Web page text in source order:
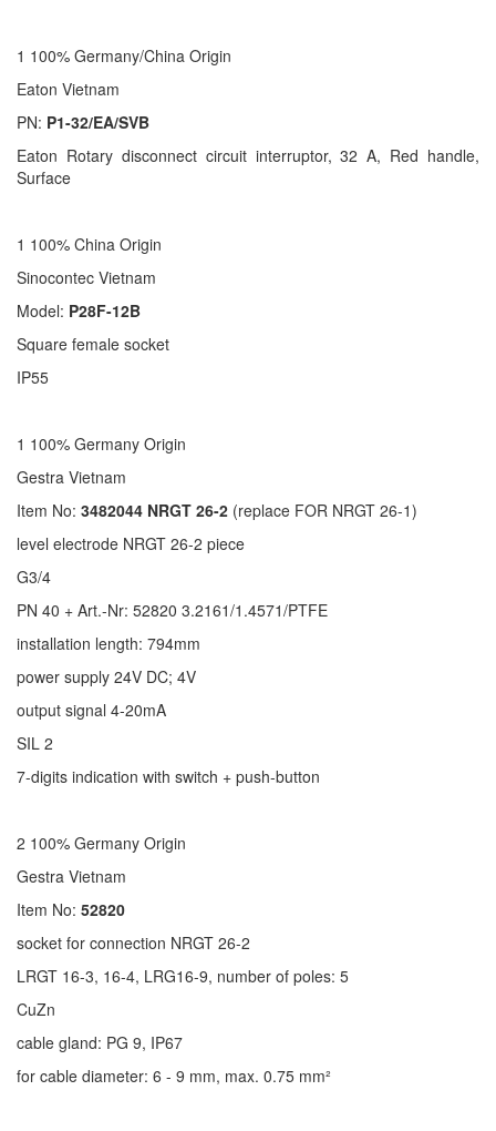
1 100% Germany/China Origin
Eaton Vietnam
PN: P1-32/EA/SVB
Eaton Rotary disconnect circuit interruptor, 32 A, Red handle,
Surface
1 100% China Origin
Sinocontec Vietnam
Model: P28F-12B
Square female socket
IP55
1 100% Germany Origin
Gestra Vietnam
Item No: 3482044 NRGT 26-2 (replace FOR NRGT 26-1)
level electrode NRGT 26-2 piece
G3/4
PN 40 + Art.-Nr: 52820 3.2161/1.4571/PTFE
installation length: 794mm
power supply 24V DC; 4V
output signal 4-20mA
SIL 2
7-digits indication with switch + push-button
2 100% Germany Origin
Gestra Vietnam
Item No: 52820
socket for connection NRGT 26-2
LRGT 16-3, 16-4, LRG16-9, number of poles: 5
CuZn
cable gland: PG 9, IP67
for cable diameter: 6 - 9 mm, max. 0.75 mm²